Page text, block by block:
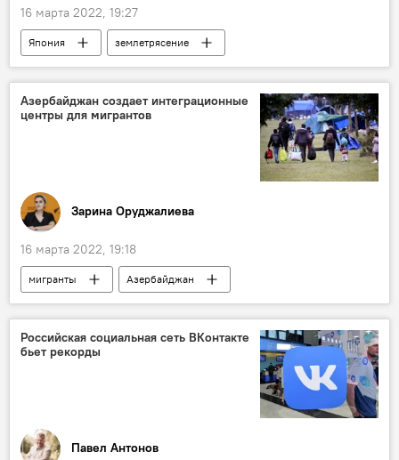
16 марта 2022, 19:27
Япония
землетрясение
Происшествия
ЖИЗНЬ
Азербайджан создает интеграционные
центры для мигрантов
Зарина Оруджалиева
16 марта 2022, 19:18
мигранты
Азербайджан
кризисные центры
ЖИЗНЬ
Российская социальная сеть ВКонтакте
бьет рекорды
Павел Антонов